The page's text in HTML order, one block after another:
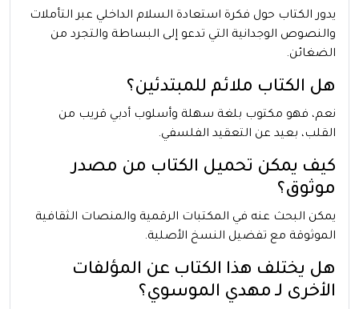
يدور الكتاب حول فكرة استعادة السلام الداخلي عبر التأملات
والنصوص الوجدانية التي تدعو إلى البساطة والتجرد من
الضغائن.
هل الكتاب ملائم للمبتدئين؟
نعم، فهو مكتوب بلغة سهلة وأسلوب أدبي قريب من
القلب، بعيد عن التعقيد الفلسفي.
كيف يمكن تحميل الكتاب من مصدر
موثوق؟
يمكن البحث عنه في المكتبات الرقمية والمنصات الثقافية
الموثوقة مع تفضيل النسخ الأصلية.
هل يختلف هذا الكتاب عن المؤلفات
الأخرى لـ مهدي الموسوي؟